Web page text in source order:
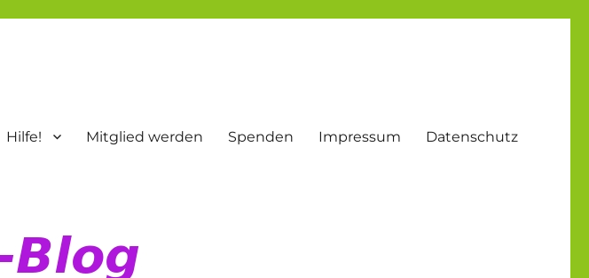
Hilfe! Mitglied werden Spenden Impressum Datenschutz